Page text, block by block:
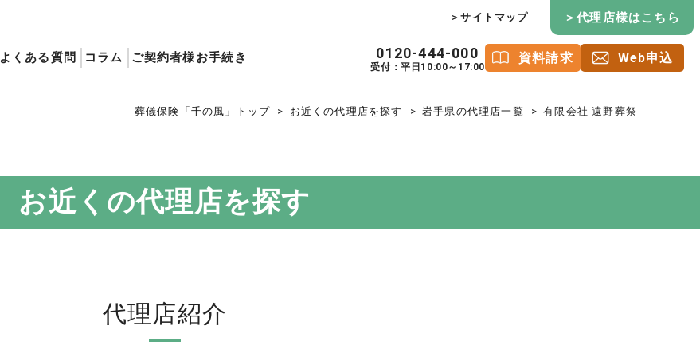
よくある質問 コラム ご契約者様お手続き
＞サイトマップ ＞代理店様はこちら
0120-444-000
受付：平日10:00～17:00
資料請求 Web申込
葬儀保険「千の風」トップ お近くの代理店を探す 岩手県の代理店一覧 有限会社 遠野葬祭
お近くの代理店を探す
代理店紹介